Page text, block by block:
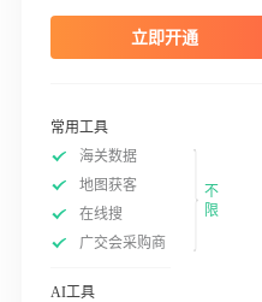
立即开通
常用工具
海关数据
地图获客
在线搜
广交会采购商
不
限
AI工具